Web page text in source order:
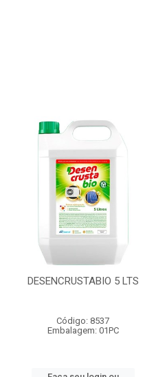
DESENCRUSTABIO 5 LTS
Código: 8537
Embalagem: 01PC